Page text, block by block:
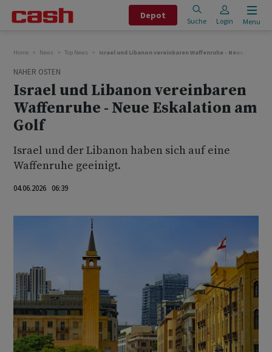
Depot
Suche Login Menu
Home News Top News Israel und Libanon vereinbaren Waffenruhe - Neue
NAHER OSTEN
Israel und Libanon vereinbaren
Waffenruhe - Neue Eskalation am
Golf
Israel und der Libanon haben sich auf eine
Waffenruhe geeinigt.
04.06.2026 06:39